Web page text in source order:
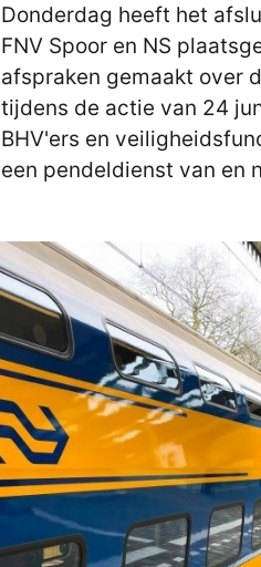
Donderdag heeft het
FNV Spoor en NS
afspraken gemaakt over
tijdens de actie van 24
BHV'ers en
een pendeldienst van en